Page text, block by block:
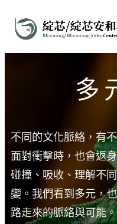
多
不同的文化脈絡，有
面對衝擊時，也會返
碰撞、吸收、理解不
變。我們看到多元，
路走來的脈絡與可能